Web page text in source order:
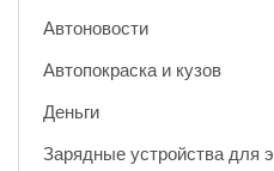
Автоновости
Автопокраска и кузов
Деньги
Зарядные устройства для